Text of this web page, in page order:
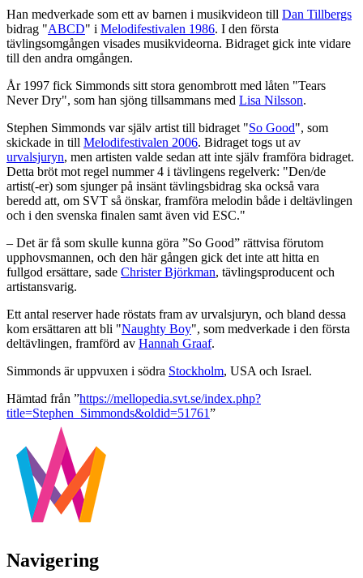
Han medverkade som ett av barnen i musikvideon till Dan Tillbergs
bidrag "ABCD" i Melodifestivalen 1986. I den första
tävlingsomgången visades musikvideorna. Bidraget gick inte vidare
till den andra omgången.
År 1997 fick Simmonds sitt stora genombrott med låten "Tears
Never Dry", som han sjöng tillsammans med Lisa Nilsson.
Stephen Simmonds var själv artist till bidraget "So Good", som
skickade in till Melodifestivalen 2006. Bidraget togs ut av
urvalsjuryn, men artisten valde sedan att inte själv framföra bidraget.
Detta bröt mot regel nummer 4 i tävlingens regelverk: "Den/de
artist(-er) som sjunger på insänt tävlingsbidrag ska också vara
beredd att, om SVT så önskar, framföra melodin både i deltävlingen
och i den svenska finalen samt även vid ESC."
– Det är få som skulle kunna göra ”So Good” rättvisa förutom
upphovsmannen, och den här gången gick det inte att hitta en
fullgod ersättare, sade Christer Björkman, tävlingsproducent och
artistansvarig.
Ett antal reserver hade röstats fram av urvalsjuryn, och bland dessa
kom ersättaren att bli "Naughty Boy", som medverkade i den första
deltävlingen, framförd av Hannah Graaf.
Simmonds är uppvuxen i södra Stockholm, USA och Israel.
Hämtad från ”https://mellopedia.svt.se/index.php?
title=Stephen_Simmonds&oldid=51761”
Navigering